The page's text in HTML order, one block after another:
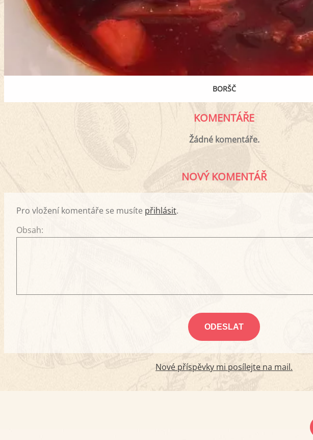
BORŠČ
KOMENTÁŘE
Žádné komentáře.
NOVÝ KOMENTÁŘ
Pro vložení komentáře se musíte přihlásit.
Obsah:
Nové příspěvky mi posílejte na mail.